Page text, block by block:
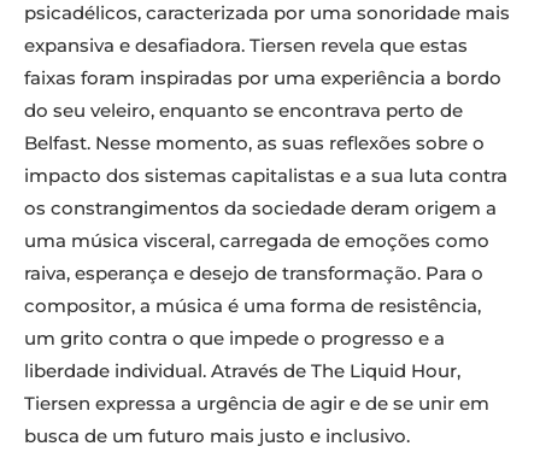
psicadélicos, caracterizada por uma sonoridade mais
expansiva e desafiadora. Tiersen revela que estas
faixas foram inspiradas por uma experiência a bordo
do seu veleiro, enquanto se encontrava perto de
Belfast. Nesse momento, as suas reflexões sobre o
impacto dos sistemas capitalistas e a sua luta contra
os constrangimentos da sociedade deram origem a
uma música visceral, carregada de emoções como
raiva, esperança e desejo de transformação. Para o
compositor, a música é uma forma de resistência,
um grito contra o que impede o progresso e a
liberdade individual. Através de The Liquid Hour,
Tiersen expressa a urgência de agir e de se unir em
busca de um futuro mais justo e inclusivo.